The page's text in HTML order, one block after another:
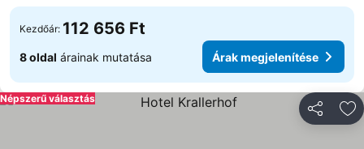
Kezdőár: 112 656 Ft
8 oldal árainak mutatása Árak megjelenítése
Népszerű választás